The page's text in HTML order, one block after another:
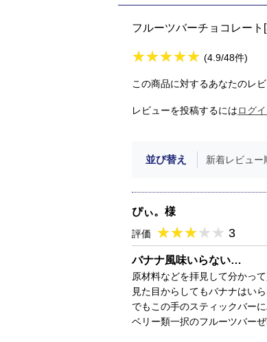
フルーツバーチョコレート
★★★★★
★★★★★ (4.9/48件)
この商品に対するあなたのレ
レビューを投稿するにはログ
並び替え 新着レビュー
ぴぃ。様
評価 ★★★★★
★★★★★ 3
バナナ風味いらない…
原材料などを拝見して分かっ
見た目からしてもバナナはい
でもこの手のスティックバー
ベリー類一択のフルーツバーぜ